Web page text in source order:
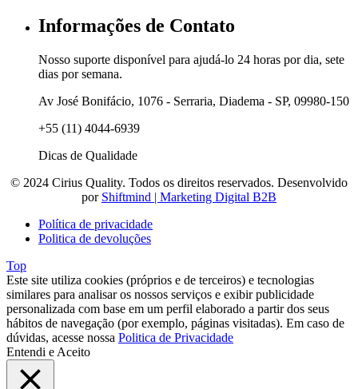
Informações de Contato
Nosso suporte disponível para ajudá-lo 24 horas por dia, sete
dias por semana.
Av José Bonifácio, 1076 - Serraria, Diadema - SP, 09980-150
+55 (11) 4044-6939
Dicas de Qualidade
© 2024 Cirius Quality. Todos os direitos reservados. Desenvolvido
por Shiftmind | Marketing Digital B2B
Política de privacidade
Politica de devoluções
Top
Este site utiliza cookies (próprios e de terceiros) e tecnologias
similares para analisar os nossos serviços e exibir publicidade
personalizada com base em um perfil elaborado a partir dos seus
hábitos de navegação (por exemplo, páginas visitadas). Em caso de
dúvidas, acesse nossa Politica de Privacidade
Entendi e Aceito